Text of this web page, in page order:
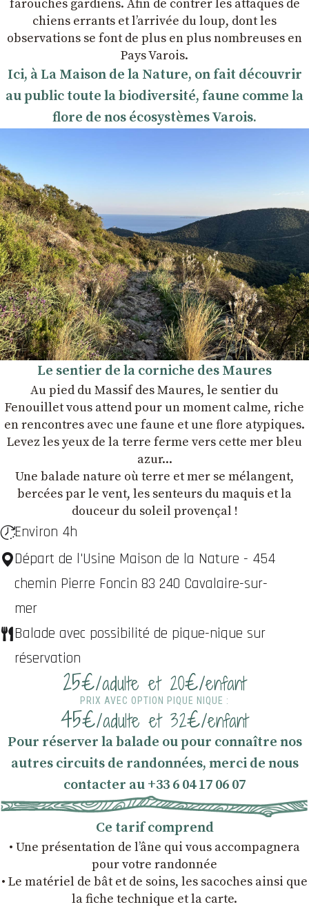
farouches gardiens. Afin de contrer les attaques de
chiens errants et l’arrivée du loup, dont les
observations se font de plus en plus nombreuses en
Pays Varois.
Ici, à La Maison de la Nature, on fait découvrir
au public toute la biodiversité, faune comme la
flore de nos écosystèmes Varois.
Le sentier de la corniche des Maures
Au pied du Massif des Maures, le sentier du
Fenouillet vous attend pour un moment calme, riche
en rencontres avec une faune et une flore atypiques.
Levez les yeux de la terre ferme vers cette mer bleu
azur...
Une balade nature où terre et mer se mélangent,
bercées par le vent, les senteurs du maquis et la
douceur du soleil provençal !
Environ 4h
Départ de l'Usine Maison de la Nature - 454
chemin Pierre Foncin 83 240 Cavalaire-sur-
mer
Balade avec possibilité de pique-nique sur
réservation
25€/adulte et 20€/enfant
PRIX AVEC OPTION PIQUE NIQUE :
45€/adulte et 32€/enfant
Pour réserver la balade ou pour connaître nos
autres circuits de randonnées, merci de nous
contacter au +33 6 04 17 06 07
Ce tarif comprend
• Une présentation de l’âne qui vous accompagnera
pour votre randonnée
• Le matériel de bât et de soins, les sacoches ainsi que
la fiche technique et la carte.